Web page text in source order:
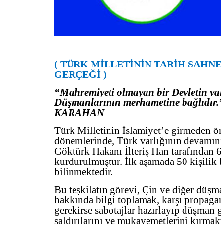
( TÜRK MİLLETİNİN TARİH
GERÇEĞİ )
“Mahremiyeti olmayan bir Devletin
Düşmanlarının merhametine
KARAHAN
Türk Milletinin İslamiyet’e girmeden
dönemlerinde, Türk varlığının
Göktürk Hakanı İlteriş Han tarafından
kurdurulmuştur. İlk aşamada 50 kişilik
bilinmektedir.
Bu teşkilatın görevi, Çin ve diğer
hakkında bilgi toplamak, karşı
gerekirse sabotajlar hazırlayıp düşman
saldırılarını ve mukavemetlerini